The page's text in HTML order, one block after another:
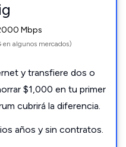
Mbps
algunos mercados)
y transfiere dos o
$1,000 en tu primer
cubrirá la diferencia.
años y sin contratos.